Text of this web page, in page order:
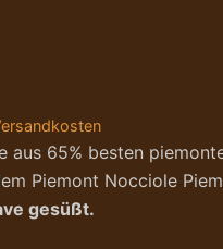
aus 65% besten
Piemont Nocciole
gesüßt.